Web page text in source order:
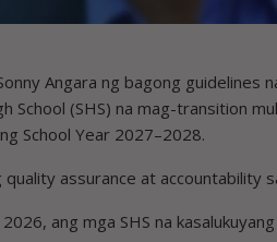
Angara ng bagong guidelines
School (SHS) na mag-transition
School Year 2027–2028.
quality assurance at accountability
ang mga SHS na